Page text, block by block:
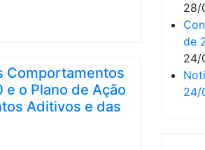
Comportamentos
o Plano de Ação
Aditivos e das
28/
de
24/
24/